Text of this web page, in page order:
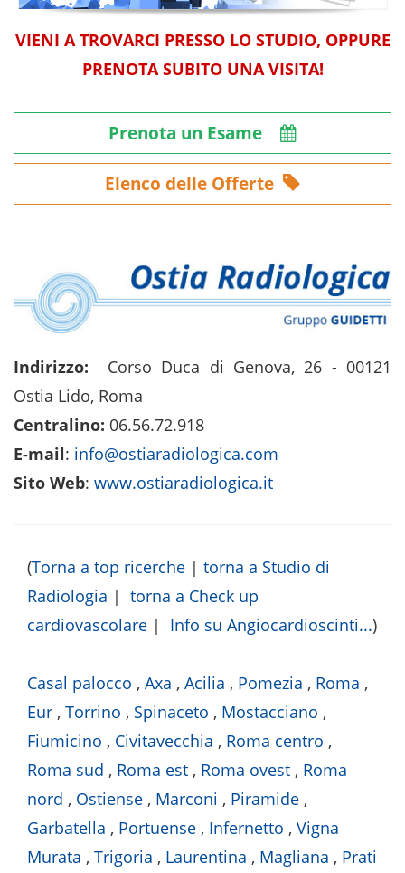
VIENI A TROVARCI PRESSO LO STUDIO, OPPURE
PRENOTA SUBITO UNA VISITA!
Prenota un Esame
Elenco delle Offerte
Indirizzo: Corso Duca di Genova, 26 - 00121
Ostia Lido, Roma
Centralino: 06.56.72.918
E-mail: info@ostiaradiologica.com
Sito Web: www.ostiaradiologica.it
(Torna a top ricerche | torna a Studio di
Radiologia | torna a Check up
cardiovascolare | Info su Angiocardioscinti...)
Casal palocco , Axa , Acilia , Pomezia , Roma ,
Eur , Torrino , Spinaceto , Mostacciano ,
Fiumicino , Civitavecchia , Roma centro ,
Roma sud , Roma est , Roma ovest , Roma
nord , Ostiense , Marconi , Piramide ,
Garbatella , Portuense , Infernetto , Vigna
Murata , Trigoria , Laurentina , Magliana , Prati